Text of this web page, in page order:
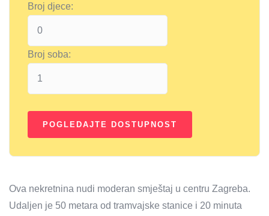
Broj djece:
Broj soba:
Ova nekretnina nudi moderan smještaj u centru Zagreba.
Udaljen je 50 metara od tramvajske stanice i 20 minuta